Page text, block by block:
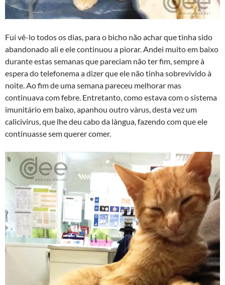
Fui vê-lo todos os dias, para o bicho não achar que tinha sido
abandonado ali e ele continuou a piorar. Andei muito em baixo
durante estas semanas que pareciam não ter fim, sempre à
espera do telefonema a dizer que ele não tinha sobrevivido à
noite. Ao fim de uma semana pareceu melhorar mas
continuava com febre. Entretanto, como estava com o sistema
imunitário em baixo, apanhou outro và­rus, desta vez um
calicivirus, que lhe deu cabo da là­ngua, fazendo com que ele
continuasse sem querer comer.